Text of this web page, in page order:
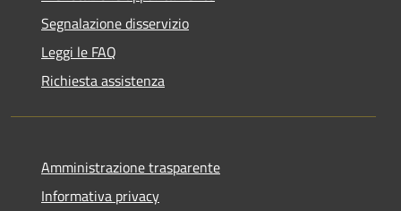
Segnalazione disservizio
Leggi le FAQ
Richiesta assistenza
Amministrazione trasparente
Informativa privacy